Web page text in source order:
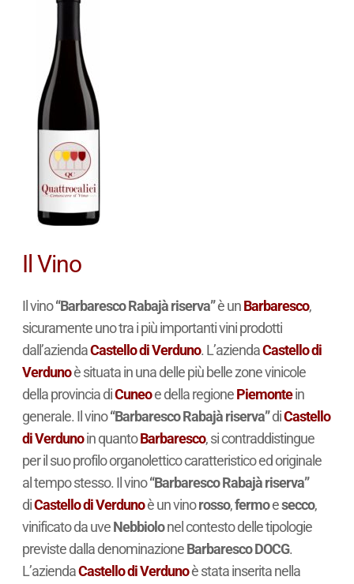
Il Vino
Il vino“Barbaresco Rabajà riserva”è unBarbaresco,
sicuramente uno tra i più importanti vini prodotti
dall’aziendaCastello di Verduno. L’aziendaCastello di
Verdunoè situata in una delle più belle zone vinicole
della provincia diCuneoe della regionePiemontein
generale. Il vino“Barbaresco Rabajà riserva”diCastello
di Verdunoin quantoBarbaresco, si contraddistingue
per il suo profilo organolettico caratteristico ed originale
al tempo stesso. Il vino“Barbaresco Rabajà riserva”
diCastello di Verdunoè un vinorosso,fermoesecco,
vinificato da uveNebbiolonel contesto delle tipologie
previste dalla denominazioneBarbaresco DOCG.
L’aziendaCastello di Verdunoè stata inserita nella